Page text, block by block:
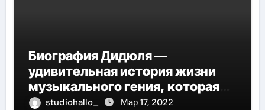
Биография Дидюля —
удивительная история жизни
музыкального гения, которая
проникнет в самые глубины
studiohallo_ Мар 17, 2022